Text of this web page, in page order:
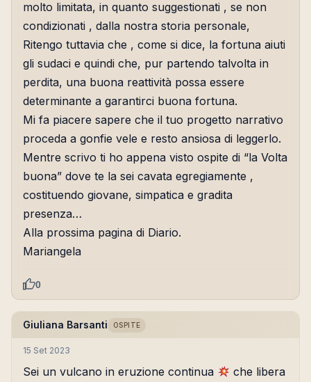
molto limitata, in quanto suggestionati , se non
condizionati , dalla nostra storia personale,
Ritengo tuttavia che , come si dice, la fortuna aiuti
gli sudaci e quindi che, pur partendo talvolta in
perdita, una buona reattività possa essere
determinante a garantirci buona fortuna.
Mi fa piacere sapere che il tuo progetto narrativo
proceda a gonfie vele e resto ansiosa di leggerlo.
Mentre scrivo ti ho appena visto ospite di “la Volta
buona” dove te la sei cavata egregiamente ,
costituendo giovane, simpatica e gradita
presenza…
Alla prossima pagina di Diario.
Mariangela
0
Giuliana Barsanti OSPITE
15 Set 2023
Sei un vulcano in eruzione continua
che libera